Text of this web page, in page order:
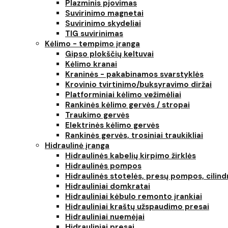
Plazminis pjovimas
Suvirinimo magnetai
Suvirinimo skydeliai
TIG suvirinimas
Kėlimo - tempimo įranga
Gipso plokščių keltuvai
Kėlimo kranai
Kraninės - pakabinamos svarstyklės
Krovinio tvirtinimo/buksyravimo diržai
Platforminiai kėlimo vežimėliai
Rankinės kėlimo gervės / stropai
Traukimo gervės
Elektrinės kėlimo gervės
Rankinės gervės, trosiniai traukikliai
Hidraulinė įranga
Hidraulinės kabelių kirpimo žirklės
Hidraulinės pompos
Hidraulinės stotelės, presų pompos,
Hidrauliniai domkratai
Hidrauliniai kėbulo remonto įrankiai
Hidrauliniai kraštų užspaudimo presai
Hidrauliniai nuemėjai